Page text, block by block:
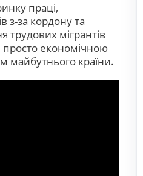
праці,
з-за кордону та
трудових мігрантів
просто економічною
майбутнього країни.